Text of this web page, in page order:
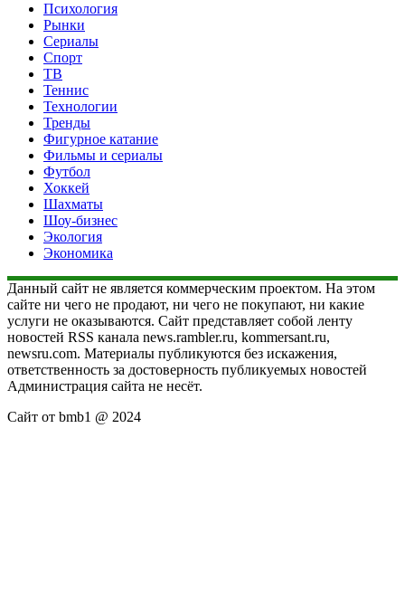
Психология
Рынки
Сериалы
Спорт
ТВ
Теннис
Технологии
Тренды
Фигурное катание
Фильмы и сериалы
Футбол
Хоккей
Шахматы
Шоу-бизнес
Экология
Экономика
Данный сайт не является коммерческим проектом. На этом
сайте ни чего не продают, ни чего не покупают, ни какие
услуги не оказываются. Сайт представляет собой ленту
новостей RSS канала news.rambler.ru, kommersant.ru,
newsru.com. Материалы публикуются без искажения,
ответственность за достоверность публикуемых новостей
Администрация сайта не несёт.
Сайт от bmb1 @ 2024